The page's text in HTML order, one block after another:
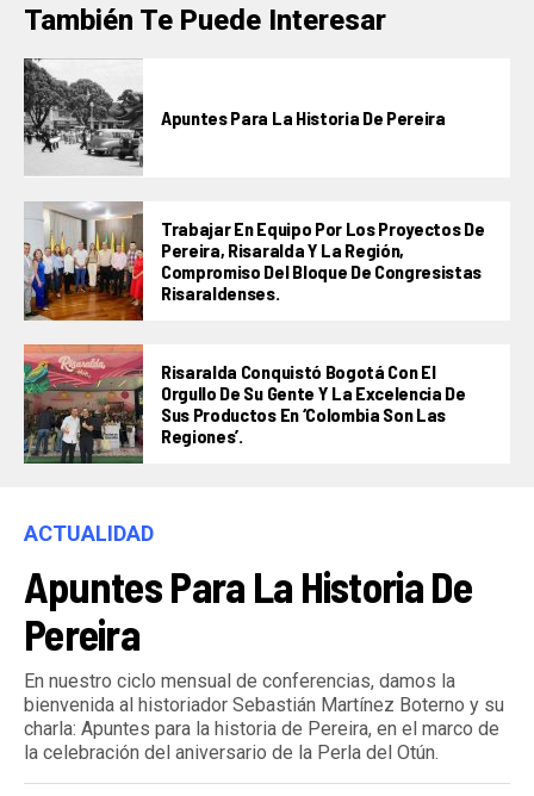
También Te Puede Interesar
Apuntes Para La Historia De Pereira
Trabajar En Equipo Por Los Proyectos De
Pereira, Risaralda Y La Región,
Compromiso Del Bloque De Congresistas
Risaraldenses.
Risaralda Conquistó Bogotá Con El
Orgullo De Su Gente Y La Excelencia De
Sus Productos En ‘Colombia Son Las
Regiones’.
ACTUALIDAD
Apuntes Para La Historia De
Pereira
En nuestro ciclo mensual de conferencias, damos la
bienvenida al historiador Sebastián Martínez Boterno y su
charla: Apuntes para la historia de Pereira, en el marco de
la celebración del aniversario de la Perla del Otún.